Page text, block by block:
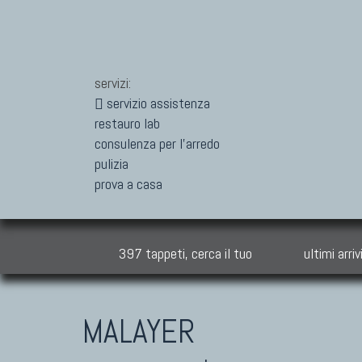
servizi:
servizio assistenza
restauro lab
consulenza per l'arredo
pulizia
prova a casa
397 tappeti, cerca il tuo ultimi arrivi
MALAYER